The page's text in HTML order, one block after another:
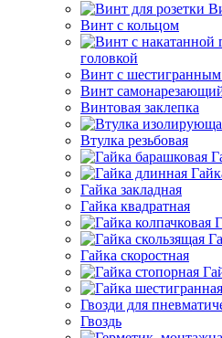
Винт с кольцом
головкой
Винт с шестигранным
Винт
Винтовая заклепка
Втулка резьбовая
Гайка закладная
Гайка квадратная
Гайка скоростная
Гвозди для
Гвоздь